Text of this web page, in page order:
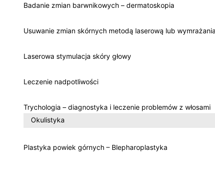
Badanie zmian barwnikowych – dermatoskopia
Usuwanie zmian skórnych metodą laserową lub wymrażania
Laserowa stymulacja skóry głowy
Leczenie nadpotliwości
Trychologia – diagnostyka i leczenie problemów z włosami
Okulistyka
Plastyka powiek górnych – Blepharoplastyka